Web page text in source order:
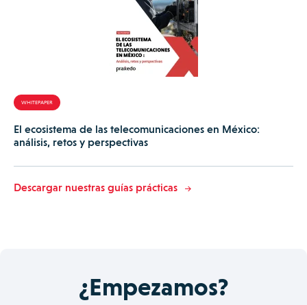
WHITEPAPER
El ecosistema de las telecomunicaciones en México:
análisis, retos y perspectivas
Descargar nuestras guías prácticas
¿Empezamos?